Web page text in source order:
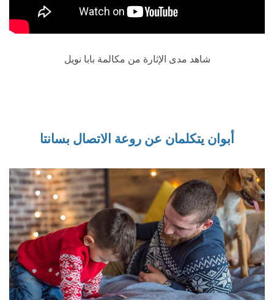
شاهد مدى الإثارة من مكالمة بابا نويل
أبوان يتكلمان عن روعة الاتصال بسانتا